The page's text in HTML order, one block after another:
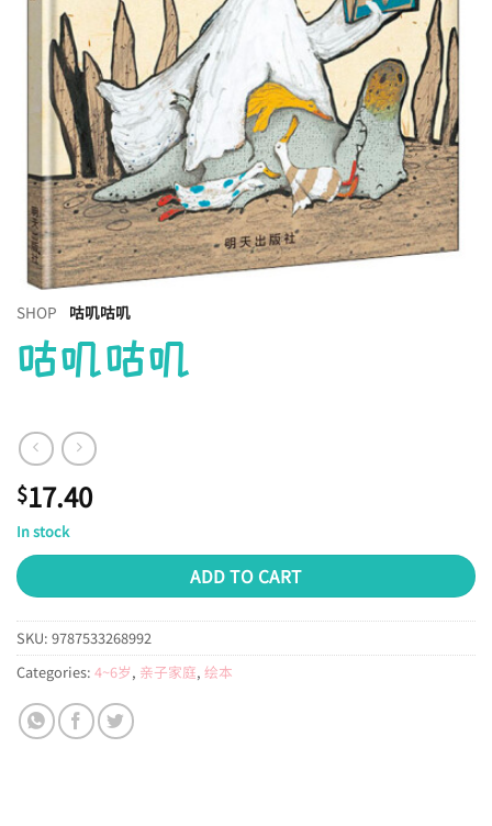
SHOP 咕叽咕叽
咕叽咕叽
$17.40
In stock
ADD TO CART
SKU: 9787533268992
Categories: 4~6岁, 亲子家庭, 绘本